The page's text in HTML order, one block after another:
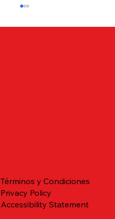
Términos y Condiciones
Privacy Policy
Accessibility Statement